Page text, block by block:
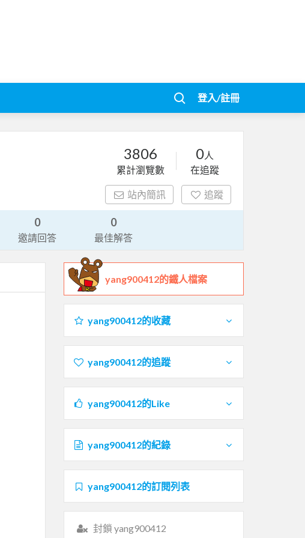
登入/註冊
3806
累計瀏覽數
0人
在追蹤
站內簡訊 追蹤
0
邀請回答
0
最佳解答
yang900412的鐵人檔案
yang900412的收藏
yang900412的追蹤
yang900412的Like
yang900412的紀錄
yang900412的訂閱列表
封鎖 yang900412